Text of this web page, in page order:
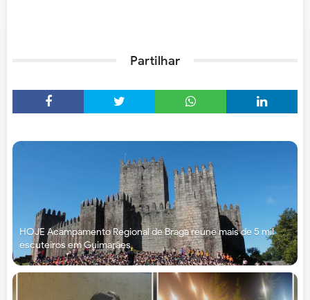
Partilhar
HOJE Acampamento Regional de Braga reúne mais de 5 mil
escuteiros em Guimarães